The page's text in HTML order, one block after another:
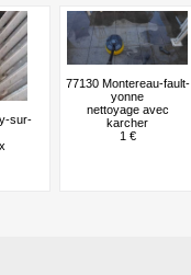
sur-
77130 Montereau-fault-
yonne
nettoyage avec
karcher
1 €